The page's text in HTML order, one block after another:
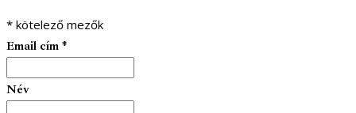
* kötelező mezők
Email cím *
Név